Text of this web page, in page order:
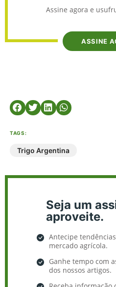
Assine agora e
ASSINE
TAGS:
Trigo Argentina
Seja um
aproveite.
Antecipe
mercado agrícola.
Ganhe tempo com
dos nossos artigos.